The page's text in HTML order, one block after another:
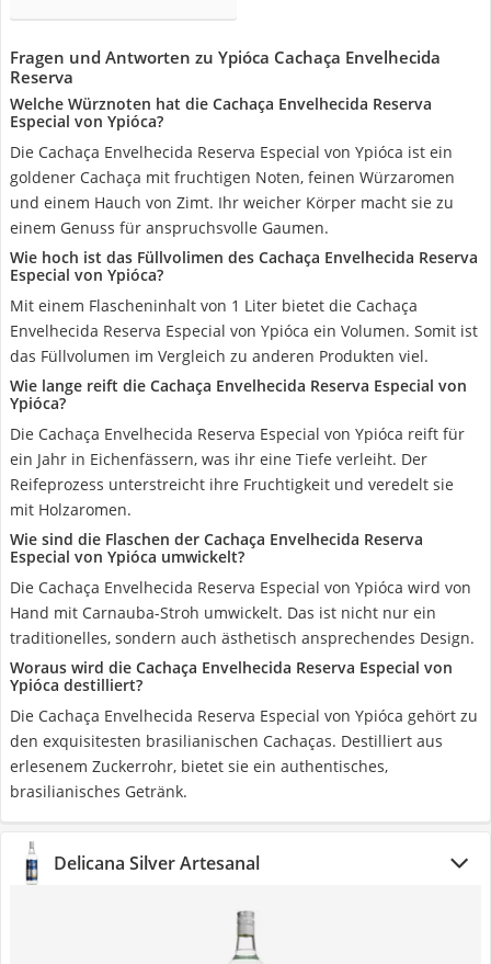
Fragen und Antworten zu Ypióca Cachaça Envelhecida
Reserva
Welche Würznoten hat die Cachaça Envelhecida Reserva
Especial von Ypióca?
Die Cachaça Envelhecida Reserva Especial von Ypióca ist ein
goldener Cachaça mit fruchtigen Noten, feinen Würzaromen
und einem Hauch von Zimt. Ihr weicher Körper macht sie zu
einem Genuss für anspruchsvolle Gaumen.
Wie hoch ist das Füllvolimen des Cachaça Envelhecida Reserva
Especial von Ypióca?
Mit einem Flascheninhalt von 1 Liter bietet die Cachaça
Envelhecida Reserva Especial von Ypióca ein Volumen. Somit ist
das Füllvolumen im Vergleich zu anderen Produkten viel.
Wie lange reift die Cachaça Envelhecida Reserva Especial von
Ypióca?
Die Cachaça Envelhecida Reserva Especial von Ypióca reift für
ein Jahr in Eichenfässern, was ihr eine Tiefe verleiht. Der
Reifeprozess unterstreicht ihre Fruchtigkeit und veredelt sie
mit Holzaromen.
Wie sind die Flaschen der Cachaça Envelhecida Reserva
Especial von Ypióca umwickelt?
Die Cachaça Envelhecida Reserva Especial von Ypióca wird von
Hand mit Carnauba-Stroh umwickelt. Das ist nicht nur ein
traditionelles, sondern auch ästhetisch ansprechendes Design.
Woraus wird die Cachaça Envelhecida Reserva Especial von
Ypióca destilliert?
Die Cachaça Envelhecida Reserva Especial von Ypióca gehört zu
den exquisitesten brasilianischen Cachaças. Destilliert aus
erlesenem Zuckerrohr, bietet sie ein authentisches,
brasilianisches Getränk.
Delicana Silver Artesanal